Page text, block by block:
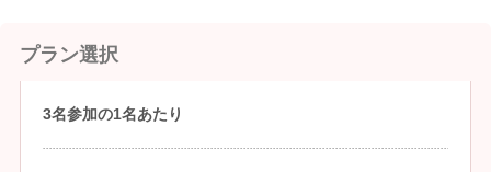
プラン選択
3名参加の1名あたり